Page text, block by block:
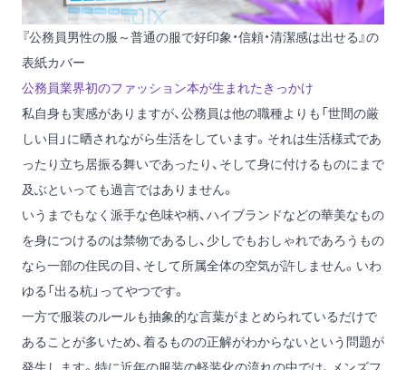
『公務員男性の服～普通の服で好印象・信頼・清潔感は出せる』の
表紙カバー
公務員業界初のファッション本が生まれたきっかけ
私自身も実感がありますが、公務員は他の職種よりも「世間の厳
しい目」に晒されながら生活をしています。それは生活様式であ
ったり立ち居振る舞いであったり、そして身に付けるものにまで
及ぶといっても過言ではありません。
いうまでもなく派手な色味や柄、ハイブランドなどの華美なもの
を身につけるのは禁物であるし、少しでもおしゃれであろうもの
なら一部の住民の目、そして所属全体の空気が許しません。いわ
ゆる「出る杭」ってやつです。
一方で服装のルールも抽象的な言葉がまとめられているだけで
あることが多いため、着るものの正解がわからないという問題が